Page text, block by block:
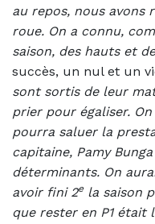
au repos, nous avons
roue. On a connu,
saison, des hauts et
succès, un nul et un
sont sortis de leur
prier pour égaliser.
pourra saluer la
capitaine, Pamy
déterminants. On
avoir fini 2ela saison
que rester en P1 était